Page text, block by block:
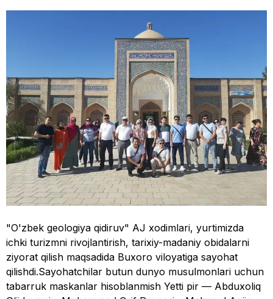
"O'zbek geologiya qidiruv" AJ xodimlari, yurtimizda
ichki turizmni rivojlantirish, tarixiy-madaniy obidalarni
ziyorat qilish maqsadida Buxoro viloyatiga sayohat
qilishdi.Sayohatchilar butun dunyo musulmonlari uchun
tabarruk maskanlar hisoblanmish Yetti pir — Abduxoliq